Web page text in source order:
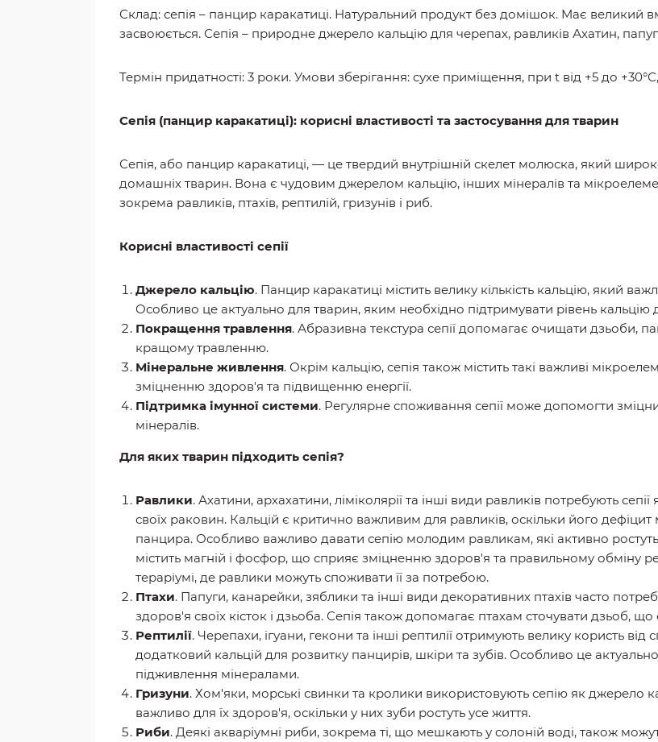
Склад: сепія – панцир каракатиці. Натуральний продукт без домішок. Має великий
засвоюється. Сепія – природне джерело кальцію для черепах, равликів Ахатин, папуг
Термін придатності: 3 роки. Умови зберігання: сухе приміщення, при t від +5 до
Сепія (панцир каракатиці): корисні властивості та застосування для тварин
Сепія, або панцир каракатиці, — це твердий внутрішній скелет молюска, який
домашніх тварин. Вона є чудовим джерелом кальцію, інших мінералів та
зокрема равликів, птахів, рептилій, гризунів і риб.
Корисні властивості сепії
Джерело кальцію. Панцир каракатиці містить велику кількість кальцію, який
Особливо це актуально для тварин, яким необхідно підтримувати рівень
Покращення травлення. Абразивна текстура сепії допомагає очищати дзьоби,
кращому травленню.
Мінеральне живлення. Окрім кальцію, сепія також містить такі важливі
зміцненню здоров'я та підвищенню енергії.
Підтримка імунної системи. Регулярне споживання сепії може допомогти
мінералів.
Для яких тварин підходить сепія?
Равлики. Ахатини, архахатини, ліміколярії та інші види равликів потребують
своїх раковин. Кальцій є критично важливим для равликів, оскільки його
панцира. Особливо важливо давати сепію молодим равликам, які активно
містить магній і фосфор, що сприяє зміцненню здоров'я та правильному обміну
тераріумі, де равлики можуть споживати її за потребою.
Птахи. Папуги, канарейки, зяблики та інші види декоративних птахів часто
здоров'я своїх кісток і дзьоба. Сепія також допомагає птахам сточувати дзьоб,
Рептилії. Черепахи, ігуани, гекони та інші рептилії отримують велику користь від
додатковий кальцій для розвитку панцирів, шкіри та зубів. Особливо це
підживлення мінералами.
Гризуни. Хом'яки, морські свинки та кролики використовують сепію як джерело
важливо для їх здоров'я, оскільки у них зуби ростуть усе життя.
Риби. Деякі акваріумні риби, зокрема ті, що мешкають у солоній воді, також